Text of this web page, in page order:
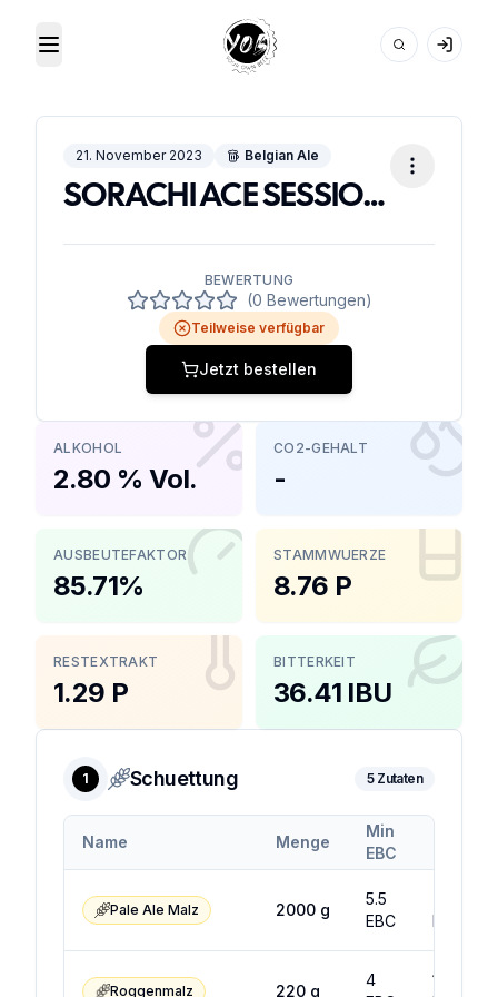
Toggle Menu Your Own Beer
21. November 2023 Belgian Ale
SORACHI ACE SESSION SMALL BATCH
BEWERTUNG
(0 Bewertungen)
Teilweise verfügbar
Jetzt bestellen
ALKOHOL
2.80 % Vol.
CO2-GEHALT
-
AUSBEUTEFAKTOR
85.71%
STAMMWUERZE
8.76 P
RESTEXTRAKT
1.29 P
BITTERKEIT
36.41 IBU
1 Schuettung 5Zutaten
Name Menge
Min
EBC
Pale Ale Malz 2000 g
5.5
EBC
EBC
Roggenmalz 220 g
4
10